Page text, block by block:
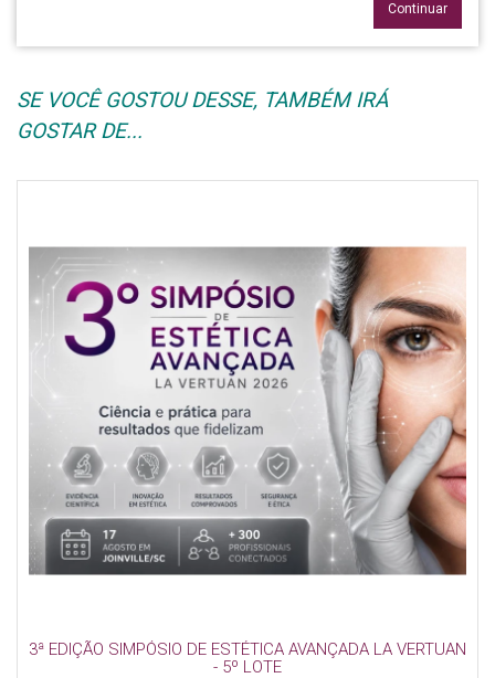
Continuar
SE VOCÊ GOSTOU DESSE, TAMBÉM IRÁ
GOSTAR DE...
3ª EDIÇÃO SIMPÓSIO DE ESTÉTICA AVANÇADA LA VERTUAN
- 5º LOTE